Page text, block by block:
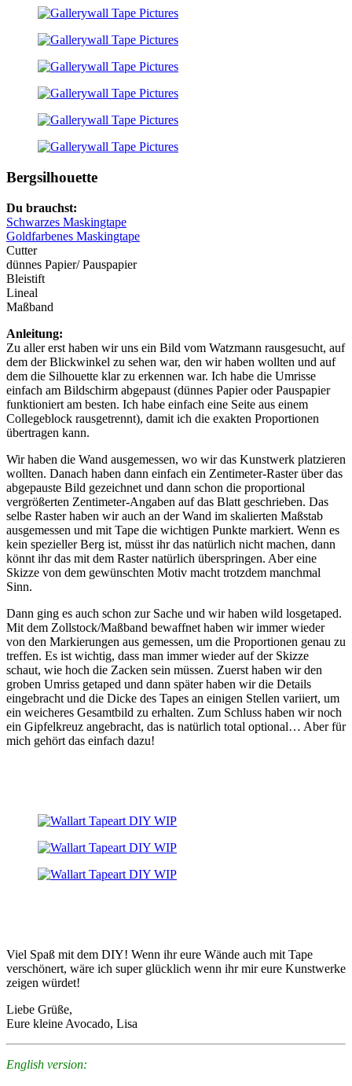
Bergsilhouette
Du brauchst:
Schwarzes Maskingtape
Goldfarbenes Maskingtape
Cutter
dünnes Papier/ Pauspapier
Bleistift
Lineal
Maßband
Anleitung:
Zu aller erst haben wir uns ein Bild vom Watzmann rausgesucht, auf
dem der Blickwinkel zu sehen war, den wir haben wollten und auf
dem die Silhouette klar zu erkennen war. Ich habe die Umrisse
einfach am Bildschirm abgepaust (dünnes Papier oder Pauspapier
funktioniert am besten. Ich habe einfach eine Seite aus einem
Collegeblock rausgetrennt), damit ich die exakten Proportionen
übertragen kann.
Wir haben die Wand ausgemessen, wo wir das Kunstwerk platzieren
wollten. Danach haben dann einfach ein Zentimeter-Raster über das
abgepauste Bild gezeichnet und dann schon die proportional
vergrößerten Zentimeter-Angaben auf das Blatt geschrieben. Das
selbe Raster haben wir auch an der Wand im skalierten Maßstab
ausgemessen und mit Tape die wichtigen Punkte markiert. Wenn es
kein spezieller Berg ist, müsst ihr das natürlich nicht machen, dann
könnt ihr das mit dem Raster natürlich überspringen. Aber eine
Skizze von dem gewünschten Motiv macht trotzdem manchmal
Sinn.
Dann ging es auch schon zur Sache und wir haben wild losgetaped.
Mit dem Zollstock/Maßband bewaffnet haben wir immer wieder
von den Markierungen aus gemessen, um die Proportionen genau zu
treffen. Es ist wichtig, dass man immer wieder auf der Skizze
schaut, wie hoch die Zacken sein müssen. Zuerst haben wir den
groben Umriss getaped und dann später haben wir die Details
eingebracht und die Dicke des Tapes an einigen Stellen variiert, um
ein weicheres Gesamtbild zu erhalten. Zum Schluss haben wir noch
ein Gipfelkreuz angebracht, das is natürlich total optional… Aber für
mich gehört das einfach dazu!
Viel Spaß mit dem DIY! Wenn ihr eure Wände auch mit Tape
verschönert, wäre ich super glücklich wenn ihr mir eure Kunstwerke
zeigen würdet!
Liebe Grüße,
Eure kleine Avocado, Lisa
English version: